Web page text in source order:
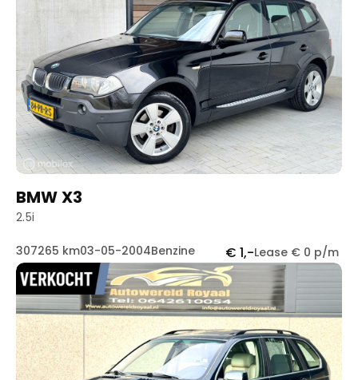
BMW X3
2.5i
307265 km03-05-2004Benzine € 1,-Lease € 0 p/m